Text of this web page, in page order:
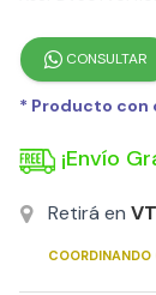
CONSULTAR
* Producto con
¡Envío
Retirá en